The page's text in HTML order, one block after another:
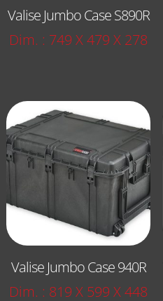
Valise Jumbo Case S890R
Dim. : 749 X 479 X 278
Valise Jumbo Case 940R
Dim. : 819 X 599 X 448